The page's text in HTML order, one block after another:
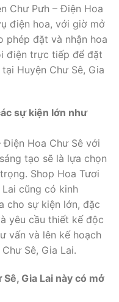
Chư Pưh – Điện Hoa
điện hoa, với giờ mở
phép đặt và nhận hoa
điện trực tiếp để đặt
Huyện Chư Sê, Gia
sự kiện lớn như
Điện Hoa Chư Sê với
tạo sẽ là lựa chọn
Shop Hoa Tươi
cũng có kinh
cho sự kiện lớn, đặc
yêu cầu thiết kế độc
vấn và lên kế hoạch
Sê, Gia Lai.
Gia Lai này có mở